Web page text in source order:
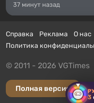
3
37 минут назад
Справка Реклама О нас
Политика
© 2011 - 2026 VGTimes
Полная версия